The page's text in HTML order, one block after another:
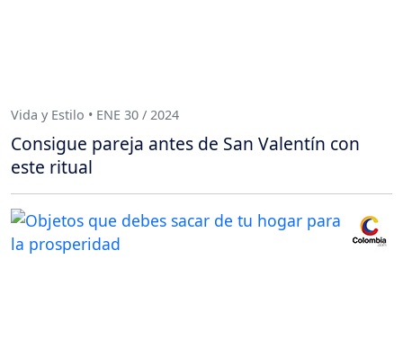
Vida y Estilo • ENE 30 / 2024
Consigue pareja antes de San Valentín con
este ritual